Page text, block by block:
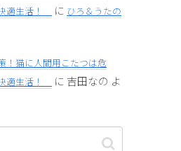
適生活！
に ひろ＆うたの
！猫に人間用こたつは危
適生活！
に 吉田なの よ